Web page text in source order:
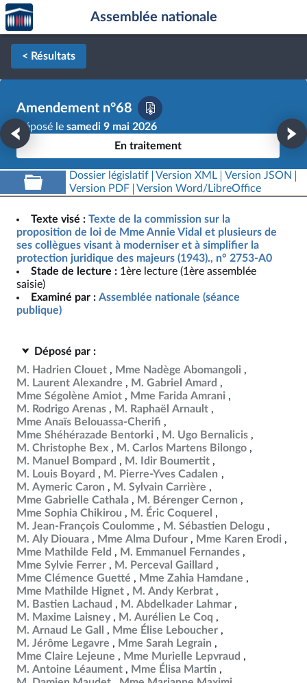
Aller au contenu
Aller en bas de la page
Accèder
à la
page
d'accueil
Assemblée nationale
< Résultats
Amendement n°68
Déposé le samedi 9 mai 2026
En traitement
Dossier législatif Version XML
Version JSON
Version PDF
Version Word/LibreOffice
Texte visé : Texte de la commission sur la
proposition de loi de Mme Annie Vidal et plusieurs de
ses collègues visant à moderniser et à simplifier la
protection juridique des majeurs (1943)., n° 2753-A0
Stade de lecture : 1ère lecture (1ère assemblée
saisie)
Examiné par : Assemblée nationale (séance
publique)
Déposé par :
M. Hadrien Clouet
Mme Nadège Abomangoli
M. Laurent Alexandre
M. Gabriel Amard
Mme Ségolène Amiot
Mme Farida Amrani
M. Rodrigo Arenas
M. Raphaël Arnault
Mme Anaïs Belouassa-Cherifi
Mme Shéhérazade Bentorki
M. Ugo Bernalicis
M. Christophe Bex
M. Carlos Martens Bilongo
M. Manuel Bompard
M. Idir Boumertit
M. Louis Boyard
M. Pierre-Yves Cadalen
M. Aymeric Caron
M. Sylvain Carrière
Mme Gabrielle Cathala
M. Bérenger Cernon
Mme Sophia Chikirou
M. Éric Coquerel
M. Jean-François Coulomme
M. Sébastien Delogu
M. Aly Diouara
Mme Alma Dufour
Mme Karen Erodi
Mme Mathilde Feld
M. Emmanuel Fernandes
Mme Sylvie Ferrer
M. Perceval Gaillard
Mme Clémence Guetté
Mme Zahia Hamdane
Mme Mathilde Hignet
M. Andy Kerbrat
M. Bastien Lachaud
M. Abdelkader Lahmar
M. Maxime Laisney
M. Aurélien Le Coq
M. Arnaud Le Gall
Mme Élise Leboucher
M. Jérôme Legavre
Mme Sarah Legrain
Mme Claire Lejeune
Mme Murielle Lepvraud
M. Antoine Léaument
Mme Élisa Martin